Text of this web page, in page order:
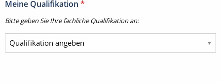
Meine Qualifikation *
Bitte geben Sie Ihre fachliche Qualifikation an: